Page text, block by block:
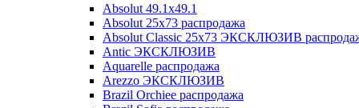
Absolut 49.1x49.1
Absolut 25x73 распродажа
Absolut Classic 25x73 ЭКСКЛЮЗИВ
Antic ЭКСКЛЮЗИВ
Aquarelle распродажа
Arezzo ЭКСКЛЮЗИВ
Brazil Orchiee распродажа